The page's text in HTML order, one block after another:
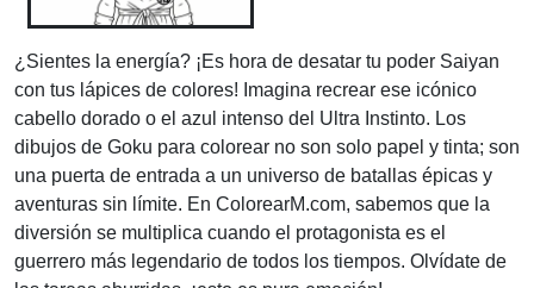
¿Sientes la energía? ¡Es hora de desatar tu poder Saiyan
con tus lápices de colores! Imagina recrear ese icónico
cabello dorado o el azul intenso del Ultra Instinto. Los
dibujos de Goku para colorear no son solo papel y tinta; son
una puerta de entrada a un universo de batallas épicas y
aventuras sin límite. En ColorearM.com, sabemos que la
diversión se multiplica cuando el protagonista es el
guerrero más legendario de todos los tiempos. Olvídate de